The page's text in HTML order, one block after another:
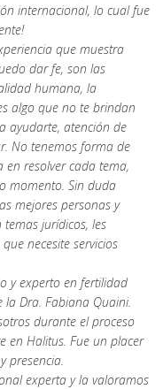
internacional, lo cual fue
que muestra
dar fe, son las
humana, la
algo que no te brindan
ayudarte, atención de
No tenemos forma de
resolver cada tema,
momento. Sin duda
mejores personas y
jurídicos, les
necesite servicios
y experto en fertilidad
la Dra. Fabiana Quaini.
durante el proceso
en Halitus. Fue un placer
presencia.
experta y la valoramos